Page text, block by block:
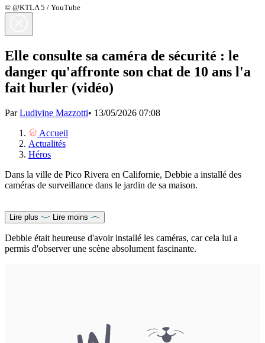
© @KTLA 5 / YouTube
Elle consulte sa caméra de sécurité : le
danger qu'affronte son chat de 10 ans l'a
fait hurler (vidéo)
ParLudivine Mazzotti• 13/05/2026 07:08
Accueil
Actualités
Héros
Dans la ville de Pico Rivera en Californie, Debbie a installé des
caméras de surveillance dans le jardin de sa maison.
Lire plus Lire moins
Debbie était heureuse d'avoir installé les caméras, car cela lui a
permis d'observer une scène absolument fascinante.